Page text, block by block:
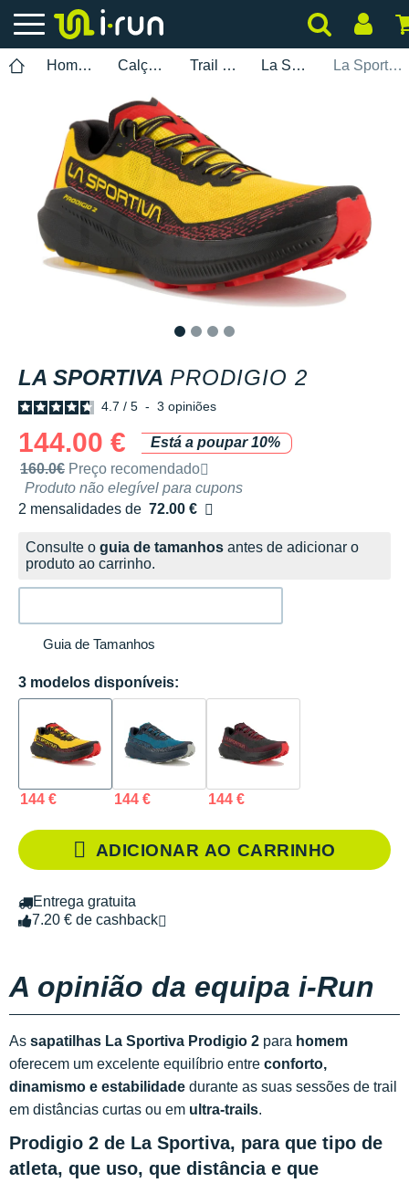
Homem Calçados Trail Running La Sportiva La Sportiva Prodigio 2
LA SPORTIVA PRODIGIO 2
4.7 / 5 - 3 opiniões
144.00 €
Está a poupar 10%
Preço de venda recomendado pela marca
160.0€ Preço recomendado
Produto não elegível para cupons
2 mensalidades de 72.00 €
sem custos
Consulte o guia de tamanhos antes de adicionar o
produto ao carrinho.
Guia de Tamanhos
3 modelos disponíveis:
144 € 144 € 144 €
ADICIONAR AO CARRINHO
Entrega gratuita
7.20 € de cashback
A opinião da equipa i-Run
As sapatilhas La Sportiva Prodigio 2 para homem
oferecem um excelente equilíbrio entre conforto,
dinamismo e estabilidade durante as suas sessões de trail
em distâncias curtas ou em ultra-trails.
Prodigio 2 de La Sportiva, para que tipo de
atleta, que uso, que distância e que